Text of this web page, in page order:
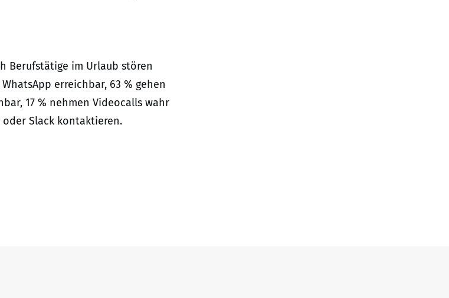
Berufstätige im Urlaub stören
erreichbar, 63 % gehen
17 % nehmen Videocalls wahr
Slack kontaktieren.